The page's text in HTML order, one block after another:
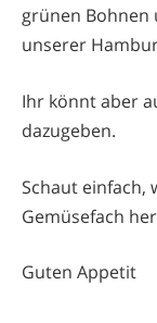
grünen Bohnen
unserer
Ihr könnt aber
dazugeben.
Schaut einfach,
Gemüsefach
Guten Appetit